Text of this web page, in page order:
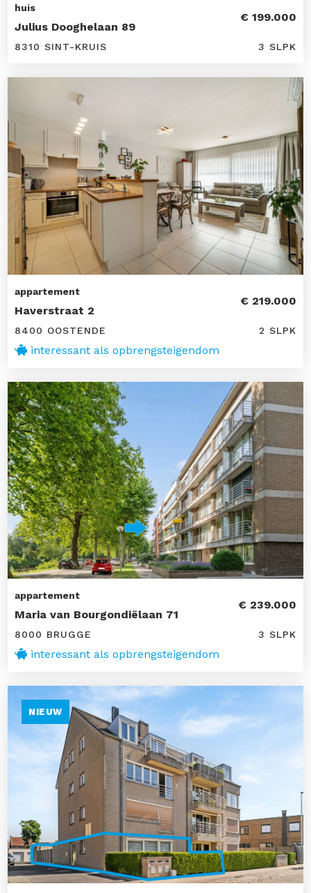
huis
Julius Dooghelaan 89
€ 199.000
8310 SINT-KRUIS 3 SLPK
appartement
Haverstraat 2
€ 219.000
8400 OOSTENDE 2 SLPK
interessant als opbrengsteigendom
appartement
Maria van Bourgondiëlaan 71
€ 239.000
8000 BRUGGE 3 SLPK
interessant als opbrengsteigendom
NIEUW